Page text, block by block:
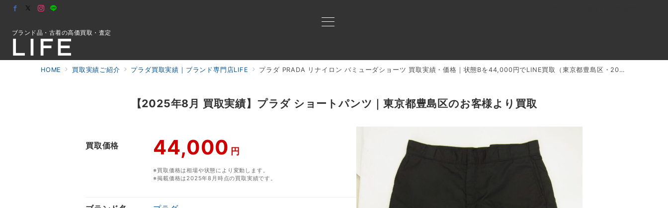
ブランド品・古着の高価買取・査定
HOME 買取実績ご紹介 プラダ買取実績｜ブランド専門店LIFE プラダ PRADA リナイロン バミューダショーツ 買取実績・価格｜状態Bを44,000円でLINE買取（東京都豊島区・2025年8月）
【2025年8月 買取実績】プラダ ショートパンツ｜東京都豊島区のお客様より買取
買取価格 44,000 円
※買取価格は相場や状態により変動します。
※掲載価格は2025年8月時点の買取実績です。